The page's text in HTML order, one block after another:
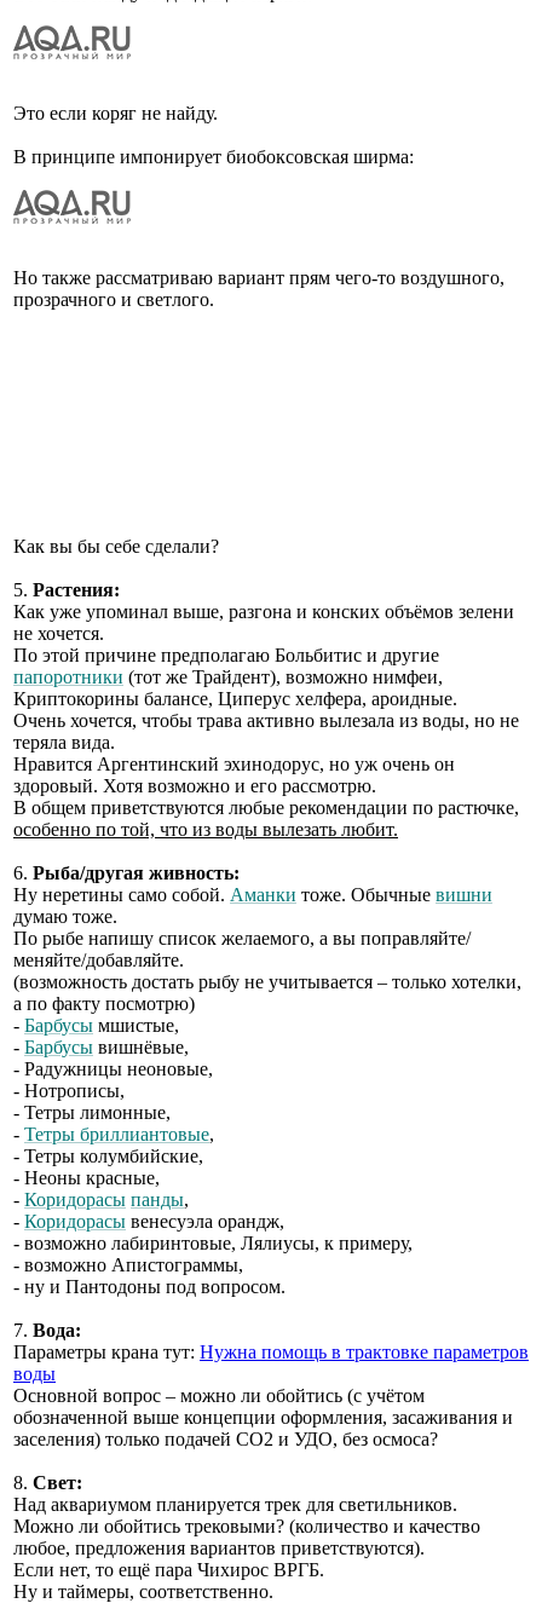
Это если коряг не найду.
В принципе импонирует биобоксовская ширма:
Но также рассматриваю вариант прям чего-то воздушного,
прозрачного и светлого.
Как вы бы себе сделали?
5. Растения:
Как уже упоминал выше, разгона и конских объёмов зелени
не хочется.
По этой причине предполагаю Больбитис и другие
папоротники (тот же Трайдент), возможно нимфеи,
Криптокорины балансе, Циперус хелфера, ароидные.
Очень хочется, чтобы трава активно вылезала из воды, но не
теряла вида.
Нравится Аргентинский эхинодорус, но уж очень он
здоровый. Хотя возможно и его рассмотрю.
В общем приветствуются любые рекомендации по растючке,
особенно по той, что из воды вылезать любит.
6. Рыба/другая живность:
Ну неретины само собой. Аманки тоже. Обычные вишни
думаю тоже.
По рыбе напишу список желаемого, а вы поправляйте/
меняйте/добавляйте.
(возможность достать рыбу не учитывается – только хотелки,
а по факту посмотрю)
- Барбусы мшистые,
- Барбусы вишнёвые,
- Радужницы неоновые,
- Нотрописы,
- Тетры лимонные,
- Тетры бриллиантовые,
- Тетры колумбийские,
- Неоны красные,
- Коридорасы панды,
- Коридорасы венесуэла орандж,
- возможно лабиринтовые, Лялиусы, к примеру,
- возможно Апистограммы,
- ну и Пантодоны под вопросом.
7. Вода:
Параметры крана тут: Нужна помощь в трактовке параметров
воды
Основной вопрос – можно ли обойтись (с учётом
обозначенной выше концепции оформления, засаживания и
заселения) только подачей СО2 и УДО, без осмоса?
8. Свет:
Над аквариумом планируется трек для светильников.
Можно ли обойтись трековыми? (количество и качество
любое, предложения вариантов приветствуются).
Если нет, то ещё пара Чихирос ВРГБ.
Ну и таймеры, соответственно.